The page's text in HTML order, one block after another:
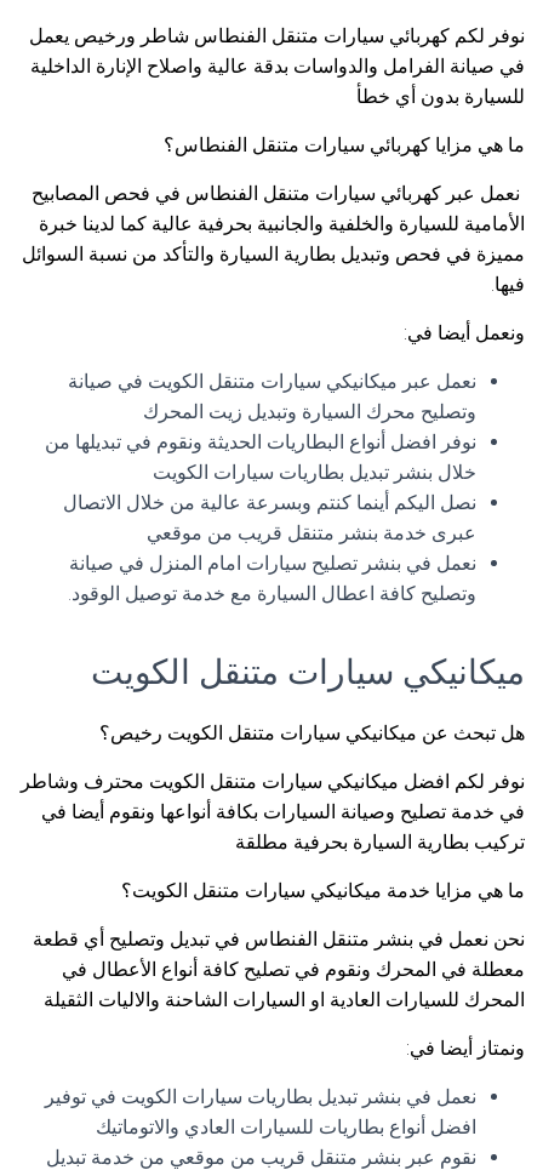
نوفر لكم كهربائي سيارات متنقل الفنطاس شاطر ورخيص يعمل
في صيانة الفرامل والدواسات بدقة عالية واصلاح الإنارة الداخلية
للسيارة بدون أي خطأ
ما هي مزايا كهربائي سيارات متنقل الفنطاس؟
نعمل عبر كهربائي سيارات متنقل الفنطاس في فحص المصابيح
الأمامية للسيارة والخلفية والجانبية بحرفية عالية كما لدينا خبرة
مميزة في فحص وتبديل بطارية السيارة والتأكد من نسبة السوائل
فيها.
ونعمل أيضا في:
نعمل عبر ميكانيكي سيارات متنقل الكويت في صيانة
وتصليح محرك السيارة وتبديل زيت المحرك
نوفر افضل أنواع البطاريات الحديثة ونقوم في تبديلها من
خلال بنشر تبديل بطاريات سيارات الكويت
نصل اليكم أينما كنتم وبسرعة عالية من خلال الاتصال
عبرى خدمة بنشر متنقل قريب من موقعي
نعمل في بنشر تصليح سيارات امام المنزل في صيانة
وتصليح كافة اعطال السيارة مع خدمة توصيل الوقود.
ميكانيكي سيارات متنقل الكويت
هل تبحث عن ميكانيكي سيارات متنقل الكويت رخيص؟
نوفر لكم افضل ميكانيكي سيارات متنقل الكويت محترف وشاطر
في خدمة تصليح وصيانة السيارات بكافة أنواعها ونقوم أيضا في
تركيب بطارية السيارة بحرفية مطلقة
ما هي مزايا خدمة ميكانيكي سيارات متنقل الكويت؟
نحن نعمل في بنشر متنقل الفنطاس في تبديل وتصليح أي قطعة
معطلة في المحرك ونقوم في تصليح كافة أنواع الأعطال في
المحرك للسيارات العادية او السيارات الشاحنة والاليات الثقيلة
ونمتاز أيضا في:
نعمل في بنشر تبديل بطاريات سيارات الكويت في توفير
افضل أنواع بطاريات للسيارات العادي والاتوماتيك
نقوم عبر بنشر متنقل قريب من موقعي من خدمة تبديل